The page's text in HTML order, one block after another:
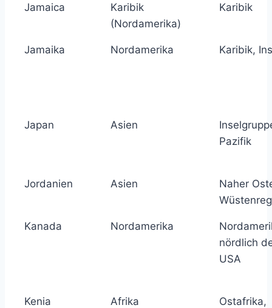
Jamaica
Karibik
(Nordamerika)
Karibik
Jamaika Nordamerika Karibik,
Japan Asien
Pazifik
Jordanien Asien
Naher
Kanada Nordamerika
nördlich
USA
Kenia Afrika
Ostafrika,